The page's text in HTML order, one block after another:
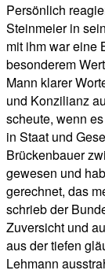
Persönlich
Steinmeier in
mit ihm war eine
besonderem
Mann klarer
und Konzilianz
scheute, wenn
in Staat und
Brückenbauer
gewesen und
gerechnet, das
schrieb der
Zuversicht und
aus der tiefen
Lehmann